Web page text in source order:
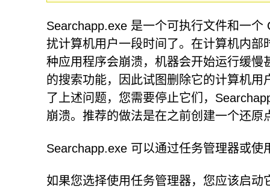
Searchapp.exe 是一个可执行文件和一
扰计算机用户一段时间了。在计算机内
种应用程序会崩溃，机器会开始运行缓
的搜索功能，因此试图删除它的计算机
了上述问题，您需要停止它们，
崩溃。推荐的做法是在之前创建一个还原
Searchapp.exe 可以通过任务管理器或
如果您选择使用任务管理器，您应该启